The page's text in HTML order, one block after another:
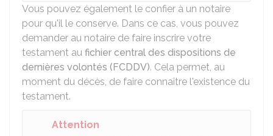
Vous pouvez également le confier à un notaire
pour qu'il le conserve. Dans ce cas, vous pouvez
demander au notaire de faire inscrire votre
testament au fichier central des dispositions de
dernières volontés (FCDDV). Cela permet, au
moment du décès, de faire connaître l'existence du
testament.
Attention